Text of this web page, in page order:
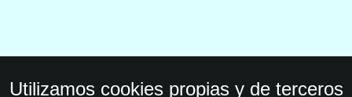
Utilizamos cookies propias y de terceros